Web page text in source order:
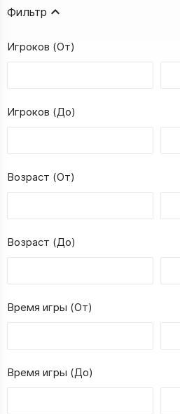
Фильтр
Игроков (От)
Игроков (До)
Возраст (От)
Возраст (До)
Время игры (От)
Время игры (До)